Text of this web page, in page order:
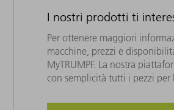
I nostri prodotti ti
Per ottenere maggiori
macchine, prezzi e
MyTRUMPF. La nostra
con semplicità tutti i pezzi per